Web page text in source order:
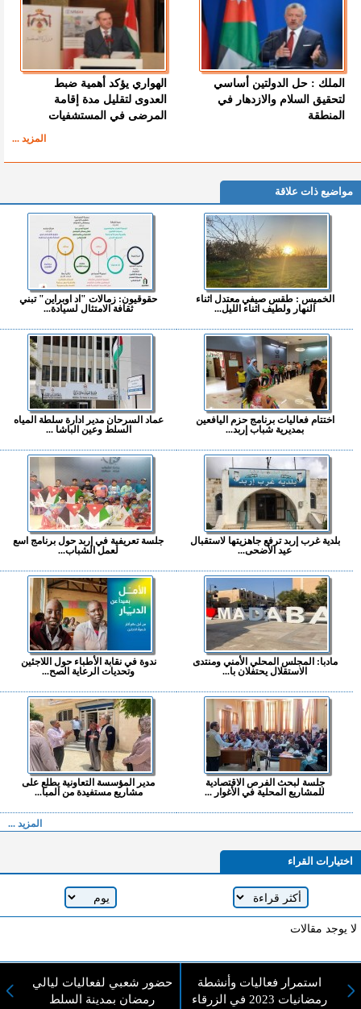
الملك : حل الدولتين أساسي
لتحقيق السلام والازدهار في
المنطقة
الهواري يؤكد أهمية ضبط
العدوى لتقليل مدة إقامة
المرضى في المستشفيات
المزيد ...
مواضيع ذات علاقة
الخميس : طقس صيفي معتدل اثناء
النهار ولطيف اثناء الليل...
حقوقيون: زمالات "اد اوبراين" تبني
ثقافة الامتثال لسيادة...
اختتام فعاليات برنامج حزم اليافعين
بمديرية شباب إربد...
عماد السرحان مدير ادارة سلطة المياه
السلط وعين الباشا ...
بلدية غرب إربد ترفع جاهزيتها لاستقبال
عيد الأضحى...
جلسة تعريفية في إربد حول برنامج اسع
لعمل الشباب...
مادبا: المجلس المحلي الأمني ومنتدى
الاستقلال يحتفلان با...
ندوة في نقابة الأطباء حول اللاجئين
وتحديات الرعاية الصح...
جلسة لبحث الفرص الاقتصادية
للمشاريع المحلية في الأغوار ...
مدير المؤسسة التعاونية يطلع على
مشاريع مستفيدة من المبا...
المزيد ...
اختيارات القراء
لا يوجد مقالات
استمرار فعاليات وأنشطة
رمضانيات 2023 في الزرقاء
حضور شعبي لفعاليات ليالي
رمضان بمدينة السلط
لا مانع من الإقتباس وإعادة النشر شريط ذكر المصدر ( المدينة نيوز ) - الآراء والتعليقات
المنشورة تعبر عن رأي أصحابها فقط